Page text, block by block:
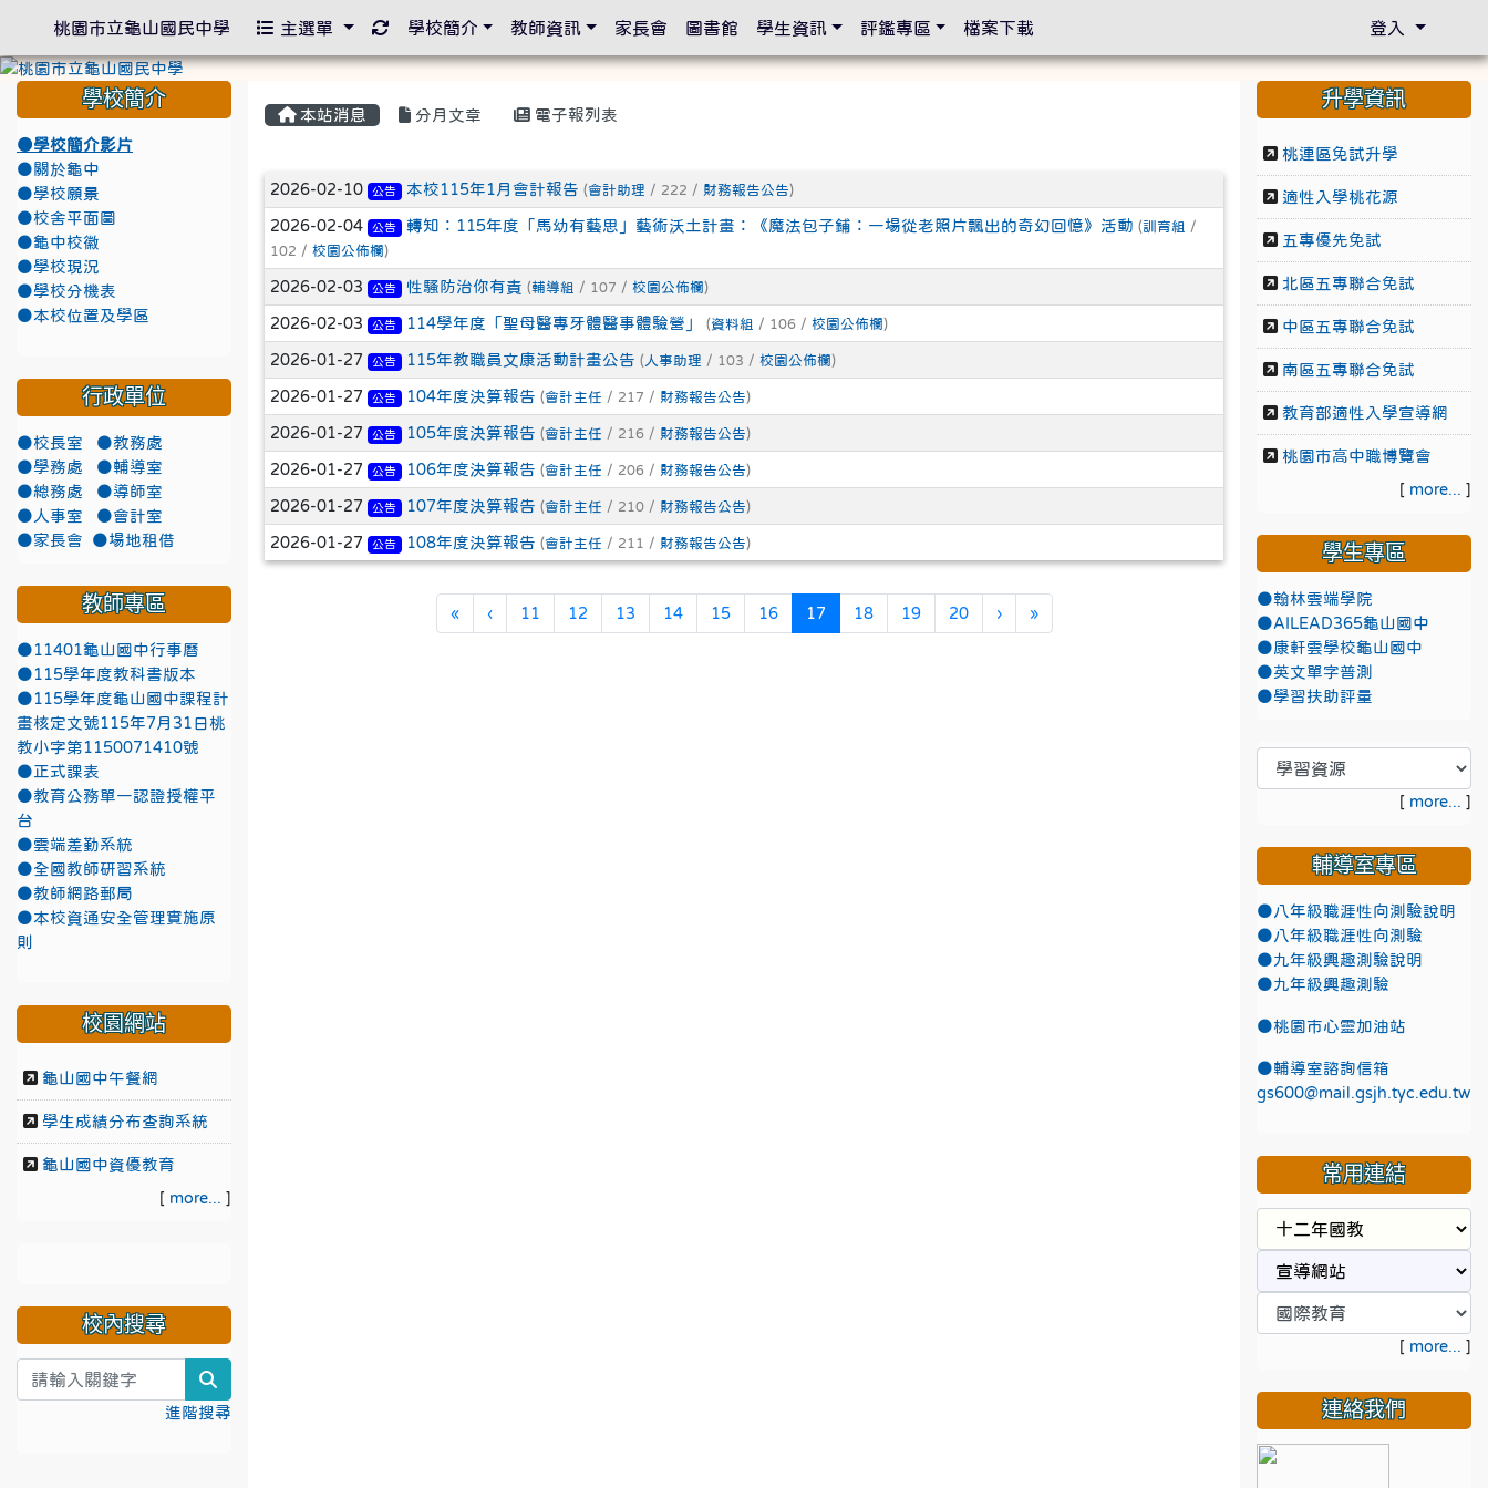
本站消息 分月文章 電子報列表
文章列表
2026-02-10 公告 本校115年1月會計報告 (會計助理 / 222 / 財務報告公告)
2026-02-04 公告 轉知：115年度「馬幼有藝思」藝術沃土計畫：《魔法包子鋪：一場從老照片飄出的奇幻回憶》活動 (訓育組 /
102 / 校園公佈欄 )
2026-02-03 公告 性騷防治你有責 (輔導組 / 107 / 校園公佈欄 )
2026-02-03 公告 114學年度「聖母醫專牙體醫事體驗營」 (資料組 / 106 / 校園公佈欄 )
2026-01-27 公告 115年教職員文康活動計畫公告 ( 人事助理 / 103 / 校園公佈欄 )
2026-01-27 公告 104年度決算報告 (會計主任 / 217 / 財務報告公告)
2026-01-27 公告 105年度決算報告 (會計主任 / 216 / 財務報告公告)
2026-01-27 公告 106年度決算報告 (會計主任 / 206 / 財務報告公告)
2026-01-27 公告 107年度決算報告 (會計主任 / 210 / 財務報告公告)
2026-01-27 公告 108年度決算報告 (會計主任 / 211 / 財務報告公告)
«第一頁
‹上一頁
11 12 13 14 15 16 17(目前頁次)
18 19 20 ›下一頁
»最後頁
學校簡介
●學校簡介影片
●關於龜中
●學校願景
●校舍平面圖
●龜中校徽
●學校現況
●學校分機表
●本校位置及學區
行政單位
●校長室
●教務處
●學務處
●輔導室
●總務處
●導師室
●人事室
●會計室
●家長會
●場地租借
教師專區
●11401龜山國中行事曆
●115學年度教科書版本
●115學年度龜山國中課程計
畫核定文號115年7月31日桃
教小字第1150071410號
●正式課表
●教育公務單一認證授權平
台
●雲端差勤系統
●全國教師研習系統
●教師網路郵局
●本校資通安全管理實施原
則
校園網站
龜山國中午餐網
學生成績分布查詢系統
龜山國中資優教育
[ more... ]
校內搜尋
進階搜尋
升學資訊
桃連區免試升學
適性入學桃花源
五專優先免試
北區五專聯合免試
中區五專聯合免試
南區五專聯合免試
教育部適性入學宣導網
桃園市高中職博覽會
[ more... ]
學生專區
●翰林雲端學院
●AILEAD365龜山國中
●康軒雲學校龜山國中
●英文單字普測
●學習扶助評量
[ more... ]
輔導室專區
●八年級職涯性向測驗說明
●八年級職涯性向測驗
●九年級興趣測驗說明
●九年級興趣測驗
●桃園市心靈加油站
●輔導室諮詢信箱
gs600@mail.gsjh.tyc.edu.tw
常用連結
[ more... ]
連絡我們
桃園市立龜山國民中學 主選單 重新取得佈景設定
學校簡介 教師資訊 家長會 圖書館 學生資訊 評鑑專區 檔案下載 登入